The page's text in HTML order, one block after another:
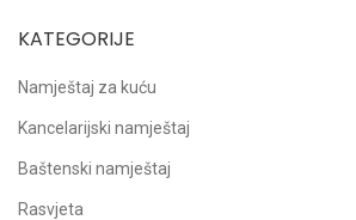
KATEGORIJE
Namještaj za kuću
Kancelarijski namještaj
Baštenski namještaj
Rasvjeta